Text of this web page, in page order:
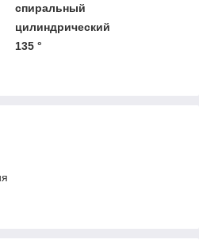
спиральный
цилиндрический
135 °